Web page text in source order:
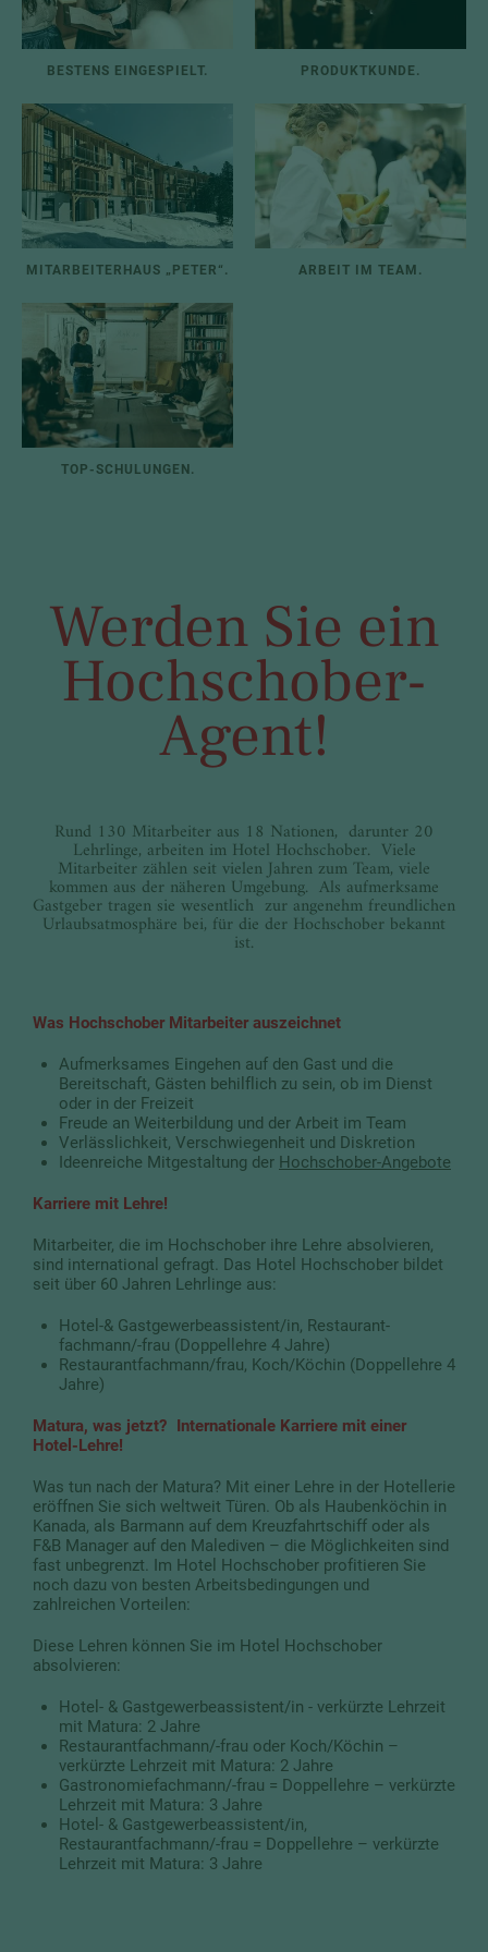
BESTENS EINGESPIELT. PRODUKTKUNDE.
MITARBEITERHAUS „PETER“. ARBEIT IM TEAM.
TOP-SCHULUNGEN.
Werden Sie ein
Hochschober-
Agent!
Rund 130 Mitarbeiter aus 18 Nationen, darunter 20
Lehrlinge, arbeiten im Hotel Hochschober. Viele
Mitarbeiter zählen seit vielen Jahren zum Team, viele
kommen aus der näheren Umgebung. Als aufmerksame
Gastgeber tragen sie wesentlich zur angenehm freundlichen
Urlaubsatmosphäre bei, für die der Hochschober bekannt
ist.
Was Hochschober Mitarbeiter auszeichnet
Aufmerksames Eingehen auf den Gast und die
Bereitschaft, Gästen behilflich zu sein, ob im Dienst
oder in der Freizeit
Freude an Weiterbildung und der Arbeit im Team
Verlässlichkeit, Verschwiegenheit und Diskretion
Ideenreiche Mitgestaltung der Hochschober-Angebote
Karriere mit Lehre!
Mitarbeiter, die im Hochschober ihre Lehre absolvieren,
sind international gefragt. Das Hotel Hochschober bildet
seit über 60 Jahren Lehrlinge aus:
Hotel-& Gastgewerbeassistent/in, Restaurant-
fachmann/-frau (Doppellehre 4 Jahre)
Restaurantfachmann/frau, Koch/Köchin (Doppellehre 4
Jahre)
Matura, was jetzt? Internationale Karriere mit einer
Hotel-Lehre!
Was tun nach der Matura? Mit einer Lehre in der Hotellerie
eröffnen Sie sich weltweit Türen. Ob als Haubenköchin in
Kanada, als Barmann auf dem Kreuzfahrtschiff oder als
F&B Manager auf den Malediven – die Möglichkeiten sind
fast unbegrenzt. Im Hotel Hochschober profitieren Sie
noch dazu von besten Arbeitsbedingungen und
zahlreichen Vorteilen:
Diese Lehren können Sie im Hotel Hochschober
absolvieren:
Hotel- & Gastgewerbeassistent/in - verkürzte Lehrzeit
mit Matura: 2 Jahre
Restaurantfachmann/-frau oder Koch/Köchin –
verkürzte Lehrzeit mit Matura: 2 Jahre
Gastronomiefachmann/-frau = Doppellehre – verkürzte
Lehrzeit mit Matura: 3 Jahre
Hotel- & Gastgewerbeassistent/in,
Restaurantfachmann/-frau = Doppellehre – verkürzte
Lehrzeit mit Matura: 3 Jahre